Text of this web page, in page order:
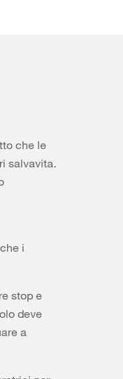
che le
salvavita.
i
stop e
deve
a